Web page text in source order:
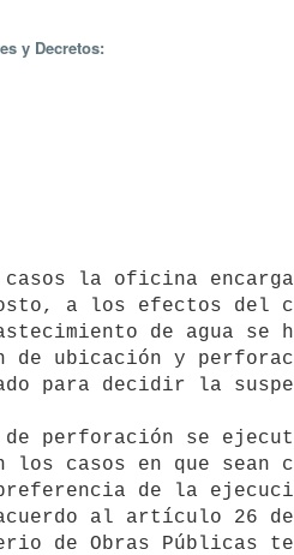
y Decretos:
a los efectos del
de ubicación y
para decidir la
los casos en que sean
acuerdo al artículo 26
de Obras Públicas